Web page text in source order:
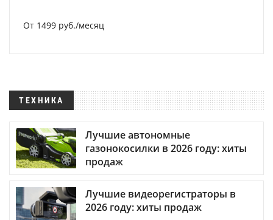
От 1499 руб./месяц
ТЕХНИКА
Лучшие автономные
газонокосилки в 2026 году: хиты
продаж
Лучшие видеорегистраторы в
2026 году: хиты продаж